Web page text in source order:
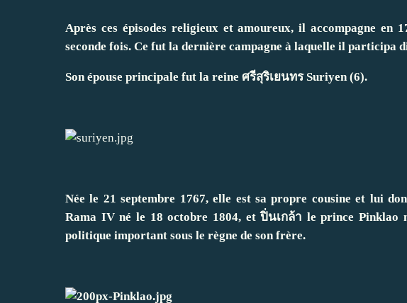
Après ces épisodes religieux et amoureux, il accompagne en
seconde fois. Ce fut la dernière campagne à laquelle il participa
Son épouse principale fut la reine ศรีสุริเยนทร Suriyen (6).
Née le 21 septembre 1767, elle est sa propre cousine et lui
Rama IV né le 18 octobre 1804, et ปิ่นเกล้า le prince Pinklao
politique important sous le règne de son frère.